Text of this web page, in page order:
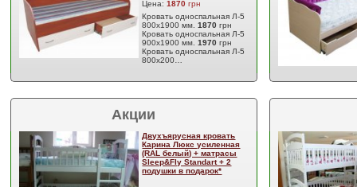
Цена:1870 грн
Кровать односпальная Л-5
800х1900 мм.1870грн
Кровать односпальная Л-5
900х1900 мм.1970грн
Кровать односпальная Л-5
800х200…
Акции
Двухъярусная кровать
Карина Люкс усиленная
(RAL белый) + матрасы
Sleep&Fly Standart + 2
подушки в подарок*